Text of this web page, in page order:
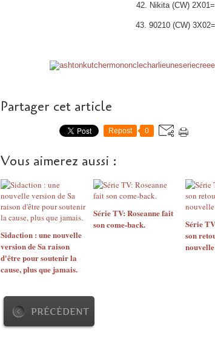
42. Nikita (CW)
43. 90210 (CW)
Partager cet article
Repost 0
Vous aimerez aussi :
Sidaction : une nouvelle
version de Sa raison
d'être pour soutenir la
cause, plus que jamais.
Série TV: Roseanne fait
son come-back.
Série
son
PRÉCÉDENT